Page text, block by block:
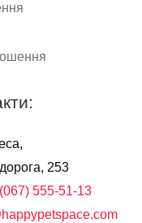
253
555-51-13